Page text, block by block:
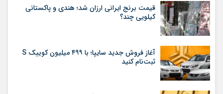
قیمت برنج ایرانی ارزان شد؛ هندی و پاکستانی
کیلویی چند؟
آغاز فروش جدید سایپا؛ با ۴۹۹ میلیون کوییک S
ثبت‌نام کنید